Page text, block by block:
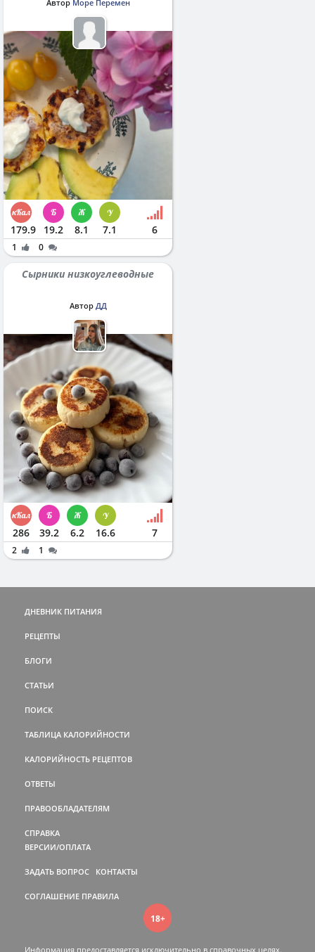
Автор Море Перемен
179.9 19.2 8.1 7.1 6
1 0
Сырники низкоуглеводные
Автор ДД
286 39.2 6.2 16.6 7
2 1
ДНЕВНИК ПИТАНИЯ
РЕЦЕПТЫ
БЛОГИ
СТАТЬИ
ПОИСК
ТАБЛИЦА КАЛОРИЙНОСТИ
КАЛОРИЙНОСТЬ РЕЦЕПТОВ
ОТВЕТЫ
ПРАВООБЛАДАТЕЛЯМ
СПРАВКА
ВЕРСИИ/ОПЛАТА
ЗАДАТЬ ВОПРОС КОНТАКТЫ
СОГЛАШЕНИЕ ПРАВИЛА
18+
Информация предоставляется исключительно в справочных целях.